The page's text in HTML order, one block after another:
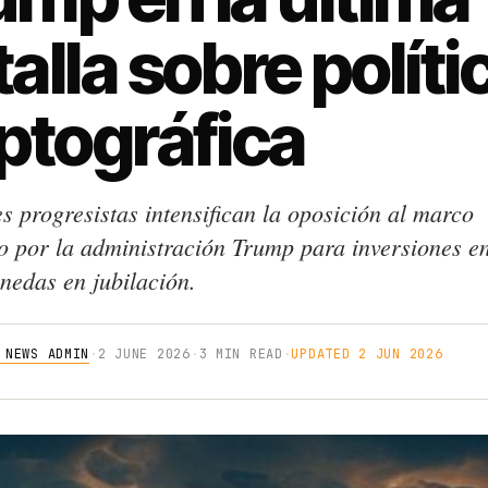
sobre
progresistas intensifican la oposición al marco
por la administración Trump para inversiones
en jubilación.
ADMIN · 2 JUNE 2026 · 3 MIN READ ·UPDATED 2 JUN 2026